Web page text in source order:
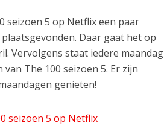
seizoen 5 op Netflix een paar
Daar gaat het op
Vervolgens staat iedere maandag
The 100 seizoen 5. Er zijn
genieten!
seizoen 5 op Netflix